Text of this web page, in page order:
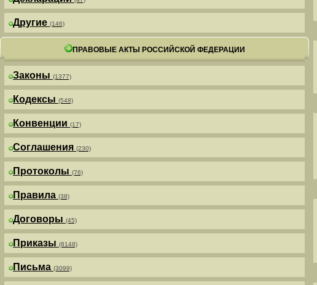
Другие (146)
ПРАВОВЫЕ АКТЫ РОССИЙСКОЙ ФЕДЕРАЦИИ
Законы (1377)
Кодексы (548)
Конвенции (17)
Соглашения (230)
Протоколы (76)
Правила (38)
Договоры (45)
Приказы (8148)
Письма (3099)